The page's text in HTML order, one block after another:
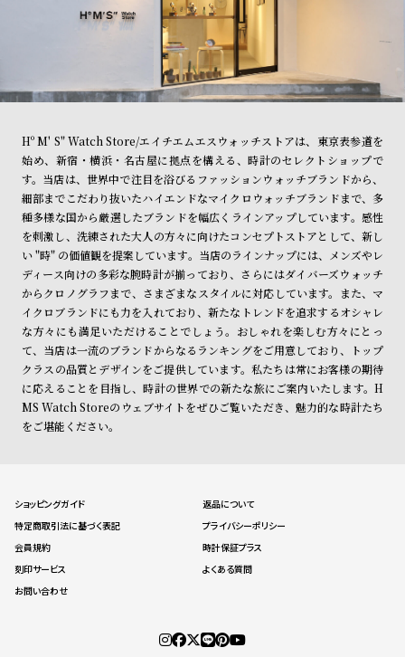
Hº M' S" Watch Store/エイチエムエスウォッチストアは、東京表参道を
始め、新宿・横浜・名古屋に拠点を構える、時計のセレクトショップで
す。当店は、世界中で注目を浴びるファッションウォッチブランドから、
細部までこだわり抜いたハイエンドなマイクロウォッチブランドまで、多
種多様な国から厳選したブランドを幅広くラインアップしています。感性
を刺激し、洗練された大人の方々に向けたコンセプトストアとして、新し
い "時" の価値観を提案しています。当店のラインナップには、メンズやレ
ディース向けの多彩な腕時計が揃っており、さらにはダイバーズウォッチ
からクロノグラフまで、さまざまなスタイルに対応しています。また、マ
イクロブランドにも力を入れており、新たなトレンドを追求するオシャレ
な方々にも満足いただけることでしょう。おしゃれを楽しむ方々にとっ
て、当店は一流のブランドからなるランキングをご用意しており、トップ
クラスの品質とデザインをご提供しています。私たちは常にお客様の期待
に応えることを目指し、時計の世界での新たな旅にご案内いたします。H
MS Watch Storeのウェブサイトをぜひご覧いただき、魅力的な時計たち
をご堪能ください。
ショッピングガイド
返品について
特定商取引法に基づく表記
プライバシーポリシー
会員規約
時計保証プラス
刻印サービス
よくある質問
お問い合わせ